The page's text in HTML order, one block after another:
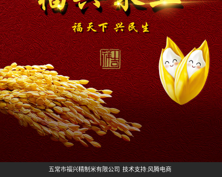
五常市福兴精制米有限公司 技术支持:风腾电商